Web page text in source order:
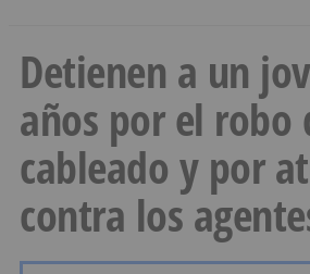
Detienen a un
años por el robo
cableado y por
contra los